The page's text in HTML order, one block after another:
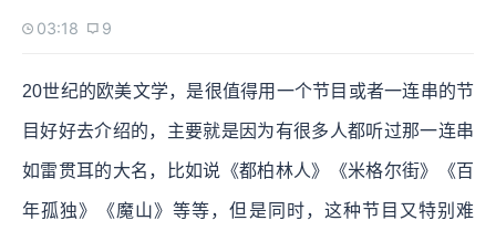
03:18 9
20世纪的欧美文学，是很值得用一个节目或者一连串的节
目好好去介绍的，主要就是因为有很多人都听过那一连串
如雷贯耳的大名，比如说《都柏林人》《米格尔街》《百
年孤独》《魔山》等等，但是同时，这种节目又特别难